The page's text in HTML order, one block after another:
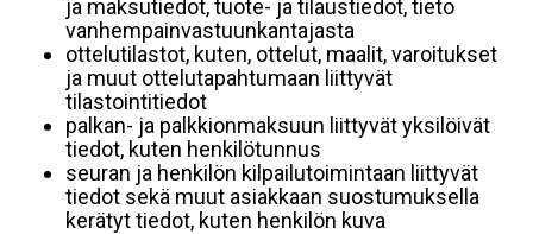
ja maksutiedot, tuote- ja tilaustiedot, tieto
vanhempainvastuunkantajasta
ottelutilastot, kuten, ottelut, maalit, varoitukset
ja muut ottelutapahtumaan liittyvät
tilastointitiedot
palkan- ja palkkionmaksuun liittyvät yksilöivät
tiedot, kuten henkilötunnus
seuran ja henkilön kilpailutoimintaan liittyvät
tiedot sekä muut asiakkaan suostumuksella
kerätyt tiedot, kuten henkilön kuva